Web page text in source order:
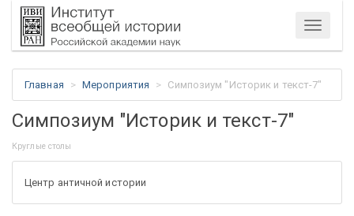
Меню
Главная Мероприятия Симпозиум "Историк и текст-7"
Симпозиум "Историк и текст-7"
Круглые столы
Центр античной истории